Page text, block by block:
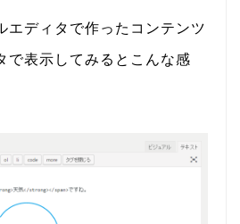
エディタで作ったコンテンツ
で表示してみるとこんな感